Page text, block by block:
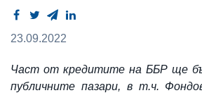
23.09.2022
Част от кредитите на ББР ще
публичните пазари, в т.ч.